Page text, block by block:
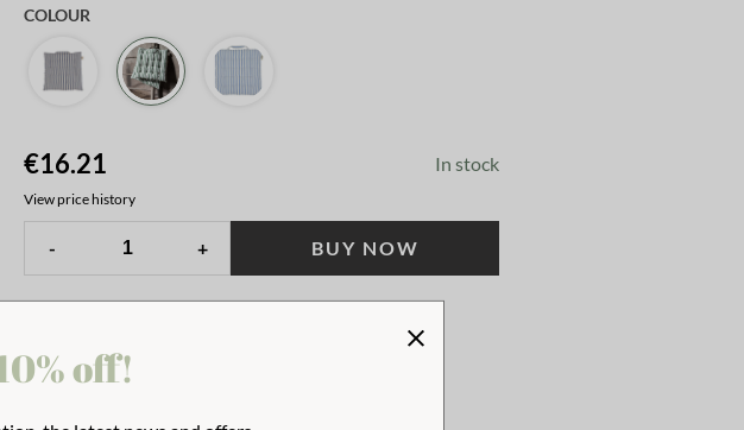
COLOUR
€16.21 In stock
View price history
- + BUY NOW
✓
SAFE PAYMENT WITH KLARNA CHECKOUT!
off!